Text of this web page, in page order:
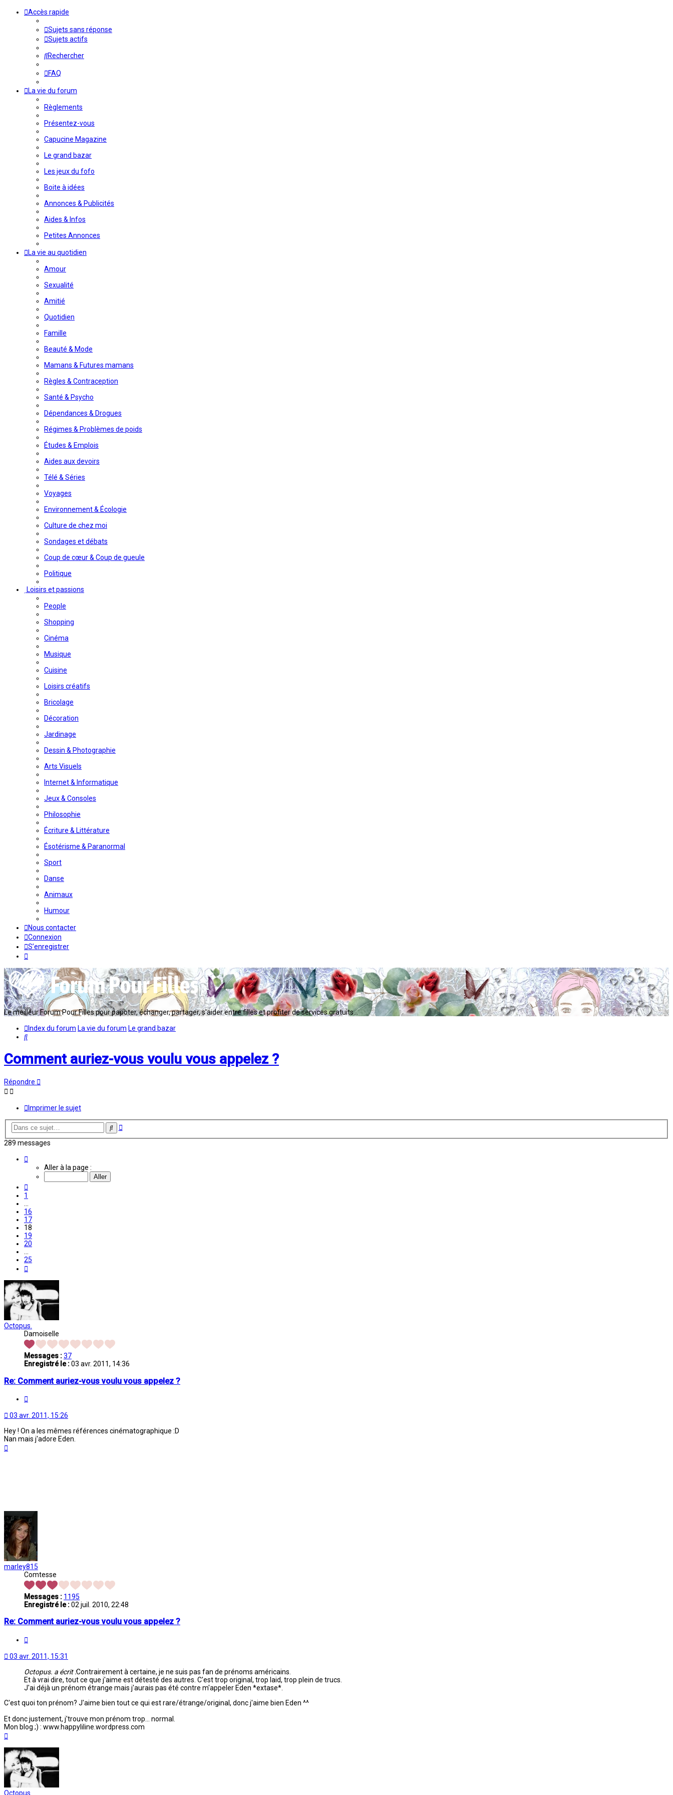
Accès rapide
Sujets sans réponse
Sujets actifs
Rechercher
FAQ
La vie du forum
Règlements
Présentez-vous
Capucine Magazine
Le grand bazar
Les jeux du fofo
Boite à idées
Annonces & Publicités
Aides & Infos
Petites Annonces
La vie au quotidien
Amour
Sexualité
Amitié
Quotidien
Famille
Beauté & Mode
Mamans & Futures mamans
Règles & Contraception
Santé & Psycho
Dépendances & Drogues
Régimes & Problèmes de poids
Études & Emplois
Aides aux devoirs
Télé & Séries
Voyages
Environnement & Écologie
Culture de chez moi
Sondages et débats
Coup de cœur & Coup de gueule
Politique
Loisirs et passions
People
Shopping
Cinéma
Musique
Cuisine
Loisirs créatifs
Bricolage
Décoration
Jardinage
Dessin & Photographie
Arts Visuels
Internet & Informatique
Jeux & Consoles
Philosophie
Écriture & Littérature
Ésotérisme & Paranormal
Sport
Danse
Animaux
Humour
Nous contacter
Connexion
S’enregistrer
Le meilleur Forum Pour Filles pour papoter, échanger, partager, s'aider entre filles et profiter de services gratuits...
Index du forum La vie du forum Le grand bazar
Rechercher
Comment auriez-vous voulu vous appelez ?
Répondre
Imprimer le sujet
Rechercher
Recherche
289 messages
Aller à la page :
1
16
17
18
19
20
25
Octopus.
Damoiselle
Messages :37
Enregistré le :03 avr. 2011, 14:36
Re: Comment auriez-vous voulu vous appelez ?
03 avr. 2011, 15:26
Hey ! On a les mêmes références cinématographique :D
Nan mais j'adore Eden.
marley815
Comtesse
Messages : 1195
Enregistré le :02 juil. 2010, 22:48
Re: Comment auriez-vous voulu vous appelez ?
03 avr. 2011, 15:31
Octopus. a écrit :Contrairement à certaine, je ne suis pas fan de prénoms américains.
Et à vrai dire, tout ce que j'aime est détesté des autres. C'est trop original, trop laid, trop plein de trucs.
J'ai déjà un prénom étrange mais j'aurais pas été contre m'appeler Eden *extase*.
C'est quoi ton prénom? J'aime bien tout ce qui est rare/étrange/original, donc j'aime bien Eden ^^
Et donc justement, j'trouve mon prénom trop... normal.
Mon blog ;) : www.happyliline.wordpress.com
Octopus.